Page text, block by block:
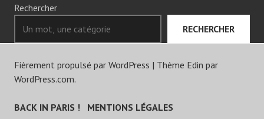
Rechercher
RECHERCHER
Fièrement propulsé par WordPress | Thème Edin par
WordPress.com.
BACK IN PARIS ! MENTIONS LÉGALES